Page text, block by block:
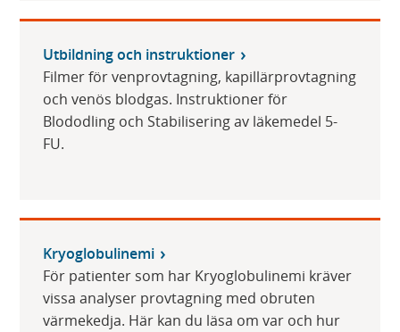
Utbildning och instruktioner
Filmer för venprovtagning, kapillärprovtagning
och venös blodgas. Instruktioner för
Blododling och Stabilisering av läkemedel 5-
FU.
Kryoglobulinemi
För patienter som har Kryoglobulinemi kräver
vissa analyser provtagning med obruten
värmekedja. Här kan du läsa om var och hur